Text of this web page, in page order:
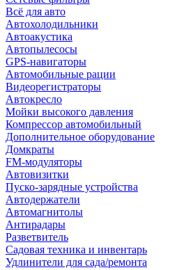
Всё для авто
Автохолодильники
Автоакустика
Автопылесосы
GPS-навигаторы
Автомобильные рации
Видеорегистраторы
Автокресло
Мойки высокого давления
Компрессор автомобильный
Дополнительное оборудование
Домкраты
FM-модуляторы
Автовизитки
Пуско-зарядные устройства
Автодержатели
Автомагнитолы
Антирадары
Разветвитель
Садовая техника и инвентарь
Удлинители для сада/ремонта